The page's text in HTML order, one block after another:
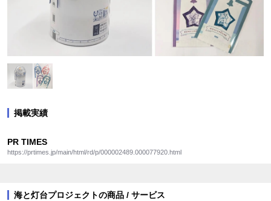
掲載実績
PR TIMES
https://prtimes.jp/main/html/rd/p/000002489.000077920.html
海と灯台プロジェクトの商品 / サービス